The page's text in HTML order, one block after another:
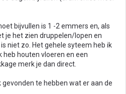
bijvullen is 1 -2 emmers en, als
je het zien druppelen/lopen en
niet zo. Het gehele syteem heb ik
heb houten vloeren en een
merk je dan direct.
te hebben wat er aan de